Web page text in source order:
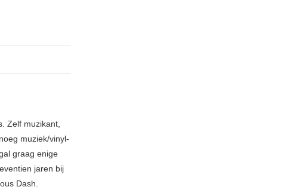
Zelf muzikant,
muziek/vinyl-
graag enige
jaren bij
Dash.